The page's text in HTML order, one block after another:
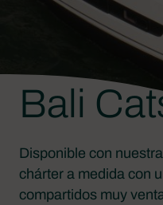
Bali
Disponible con
chárter a medida con
compartidos muy